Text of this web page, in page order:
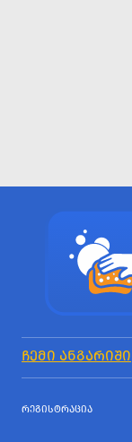
ᲩᲔᲛᲘ ᲐᲜᲒᲐᲠᲘᲨᲘ
ᲠᲔᲒᲘᲡᲢᲠᲐᲪᲘᲐ